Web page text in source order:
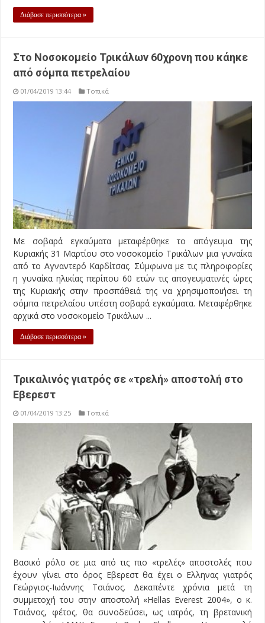
Διάβασε περισσότερα »
Στο Νοσοκομείο Τρικάλων 60χρονη που κάηκε
από σόμπα πετρελαίου
01/04/2019 13:44 Τοπικά
Με σοβαρά εγκαύματα μεταφέρθηκε το απόγευμα της
Κυριακής 31 Μαρτίου στο νοσοκομείο Τρικάλων μια γυναίκα
από το Αγναντερό Καρδίτσας. Σύμφωνα με τις πληροφορίες
η γυναίκα ηλικίας περίπου 60 ετών τις απογευματινές ώρες
της Κυριακής στην προσπάθειά της να χρησιμοποιήσει τη
σόμπα πετρελαίου υπέστη σοβαρά εγκαύματα. Μεταφέρθηκε
αρχικά στο νοσοκομείο Τρικάλων ...
Διάβασε περισσότερα »
Τρικαλινός γιατρός σε «τρελή» αποστολή στο
Εβερεστ
01/04/2019 13:25 Τοπικά
Βασικό ρόλο σε μια από τις πιο «τρελές» αποστολές που
έχουν γίνει στο όρος Εβερεστ θα έχει ο Ελληνας γιατρός
Γεώργιος-Ιωάννης Τσιάνος. Δεκαπέντε χρόνια μετά τη
συμμετοχή του στην αποστολή «Hellas Everest 2004», ο κ.
Τσιάνος, φέτος, θα συνοδεύσει, ως ιατρός, τη βρετανική